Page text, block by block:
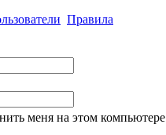
Правила
меня на этом компьютере